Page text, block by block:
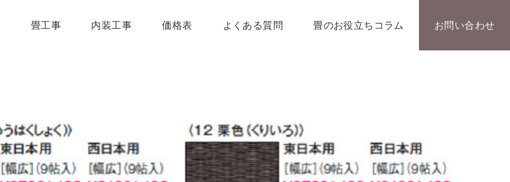
畳工事 内装工事 価格表 よくある質問 畳のお役立ちコラム お問い合わせ